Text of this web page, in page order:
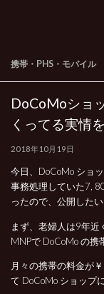
携帯・PHS・モバイル
DoCoMoショ
くってる実情
2018年10月19日
今日、DoCoMo ショ
事務処理していた7,
ったので、公開したい
まず、老婦人は9年
MNPで DoCoMo の
月々の携帯の料金が
て DoCoMo ショップ